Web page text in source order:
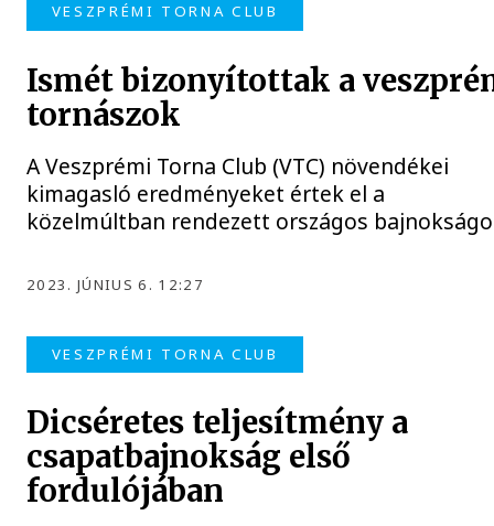
VESZPRÉMI TORNA CLUB
Ismét bizonyítottak a
tornászok
A Veszprémi Torna Club (VTC) növendékei
kimagasló eredményeket értek el a
közelmúltban rendezett országos
2023. JÚNIUS 6. 12:27
VESZPRÉMI TORNA CLUB
Dicséretes teljesítmény a
csapatbajnokság első
fordulójában